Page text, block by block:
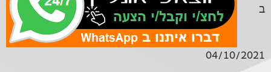
ב
04/10/2021